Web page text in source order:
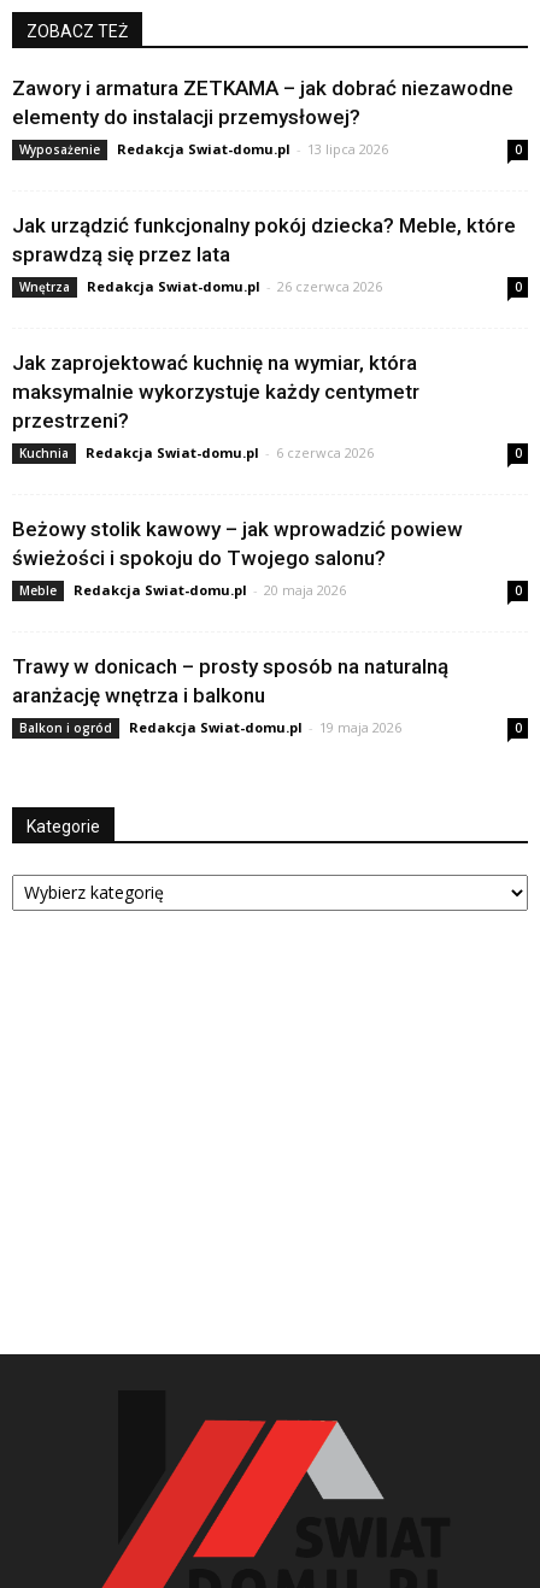
ZOBACZ TEŻ
Zawory i armatura ZETKAMA – jak dobrać niezawodne
elementy do instalacji przemysłowej?
Wyposażenie Redakcja Swiat-domu.pl - 13 lipca 2026 0
Jak urządzić funkcjonalny pokój dziecka? Meble, które
sprawdzą się przez lata
Wnętrza Redakcja Swiat-domu.pl - 26 czerwca 2026 0
Jak zaprojektować kuchnię na wymiar, która
maksymalnie wykorzystuje każdy centymetr
przestrzeni?
Kuchnia Redakcja Swiat-domu.pl - 6 czerwca 2026 0
Beżowy stolik kawowy – jak wprowadzić powiew
świeżości i spokoju do Twojego salonu?
Meble Redakcja Swiat-domu.pl - 20 maja 2026 0
Trawy w donicach – prosty sposób na naturalną
aranżację wnętrza i balkonu
Balkon i ogród Redakcja Swiat-domu.pl - 19 maja 2026 0
Kategorie
Kategorie